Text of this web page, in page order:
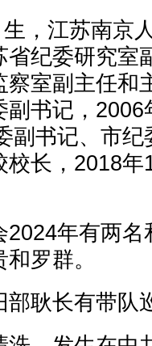
江苏南京
省纪委研究室
室副主任和
副书记，
副书记、市
长，2018
年有两名
罗群。
耿长有带队